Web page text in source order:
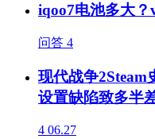
iqoo7电池多大
问答 4
现代战争2Steam
设置缺陷致多半
4 06.27